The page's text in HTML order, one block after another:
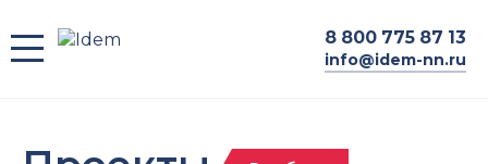
8 800 775 87 13
info@idem-nn.ru